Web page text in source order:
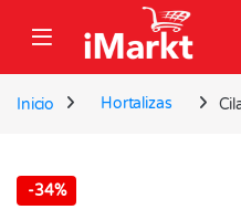
Inicio Hortalizas
-34%